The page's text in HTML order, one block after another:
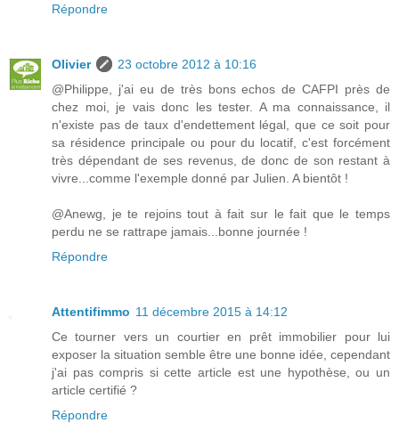
Répondre
Olivier
23 octobre 2012 à 10:16
@Philippe, j'ai eu de très bons echos de CAFPI près de
chez moi, je vais donc les tester. A ma connaissance, il
n'existe pas de taux d'endettement légal, que ce soit pour
sa résidence principale ou pour du locatif, c'est forcément
très dépendant de ses revenus, de donc de son restant à
vivre...comme l'exemple donné par Julien. A bientôt !
@Anewg, je te rejoins tout à fait sur le fait que le temps
perdu ne se rattrape jamais...bonne journée !
Répondre
Attentifimmo 11 décembre 2015 à 14:12
Ce tourner vers un courtier en prêt immobilier pour lui
exposer la situation semble être une bonne idée, cependant
j'ai pas compris si cette article est une hypothèse, ou un
article certifié ?
Répondre